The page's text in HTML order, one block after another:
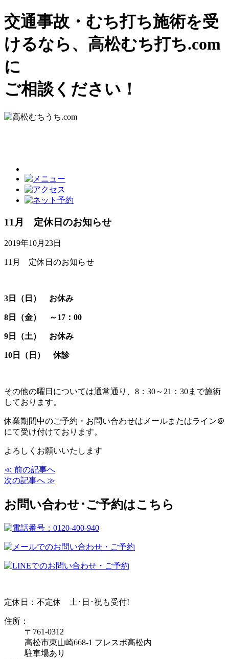
交通事故・むち打ち施術を受
けるなら、高松むち打ち.com
に
ご相談ください！
11月 定休日のお知らせ
2019年10月23日
11月 定休日のお知らせ
3日（日） お休み
8 日（金） ～17：00
9日（土） お休み
10 日（日） 休診
その他の曜日については通常通り、8：30～21：30まで施術
しております。
休業期間中のご予約・お問い合わせはメールまたはライン＠
にて受け付けております。
よろしくお願いいたします
≪ 前の記事へ
次の記事へ ≫
お問い合わせ･ご予約はこちら
定休日：不定休 土･日･祝も受付!
住所：
〒761-0312
高松市東山崎668-1 フレスポ高松内
駐車場あり